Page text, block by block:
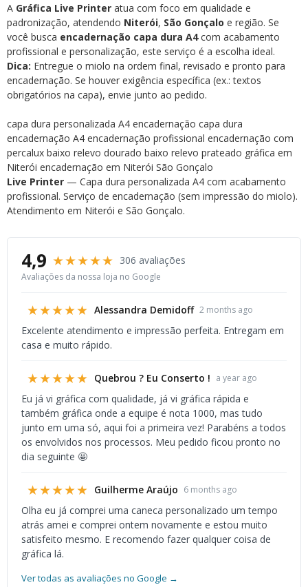
A Gráfica Live Printer atua com foco em qualidade e
padronização, atendendo Niterói, São Gonçalo e região. Se
você busca encadernação capa dura A4com acabamento
profissional e personalização, este serviço é a escolha ideal.
Dica: Entregue o miolo na ordem final, revisado e pronto para
encadernação. Se houver exigência específica (ex.: textos
obrigatórios na capa), envie junto ao pedido.
capa dura personalizada A4 encadernação capa dura
encadernação A4 encadernação profissional encadernação com
percalux baixo relevo dourado baixo relevo prateado gráfica em
Niterói encadernação em Niterói São Gonçalo
Live Printer — Capa dura personalizada A4 com acabamento
profissional. Serviço de encadernação (sem impressão do miolo).
Atendimento em Niterói e São Gonçalo.
4,9 ★★★★★ 306 avaliações
Avaliações da nossa loja no Google
★★★★★ Alessandra Demidoff 2 months ago
Excelente atendimento e impressão perfeita. Entregam em
casa e muito rápido.
★★★★★ Quebrou ? Eu Conserto ! a year ago
Eu já vi gráfica com qualidade, já vi gráfica rápida e
também gráfica onde a equipe é nota 1000, mas tudo
junto em uma só, aqui foi a primeira vez! Parabéns a todos
os envolvidos nos processos. Meu pedido ficou pronto no
dia seguinte 🤩
★★★★★ Guilherme Araújo 6 months ago
Olha eu já comprei uma caneca personalizado um tempo
atrás amei e comprei ontem novamente e estou muito
satisfeito mesmo. E recomendo fazer qualquer coisa de
gráfica lá.
Ver todas as avaliações no Google →